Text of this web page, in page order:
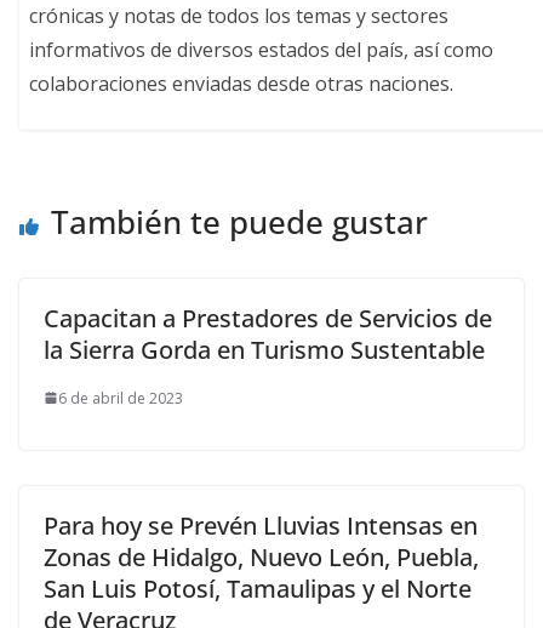
crónicas y notas de todos los temas y sectores
informativos de diversos estados del país, así como
colaboraciones enviadas desde otras naciones.
También te puede gustar
Capacitan a Prestadores de Servicios de
la Sierra Gorda en Turismo Sustentable
6 de abril de 2023
Para hoy se Prevén Lluvias Intensas en
Zonas de Hidalgo, Nuevo León, Puebla,
San Luis Potosí, Tamaulipas y el Norte
de Veracruz